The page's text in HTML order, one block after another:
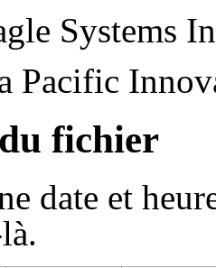
Systems
Pacific
fichier
date et